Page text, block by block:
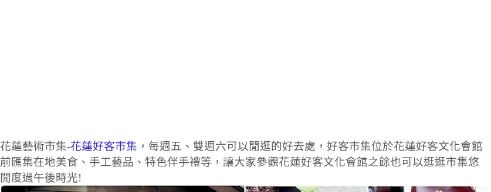
花蓮藝術市集-花蓮好客市集 ，每週五、雙週六可以閒逛的好去處，好客市集位於花蓮好客文化會館
前匯集在地美食、手工藝品、特色伴手禮等，讓大家參觀花蓮好客文化會館之餘也可以逛逛市集悠
閒度過午後時光!